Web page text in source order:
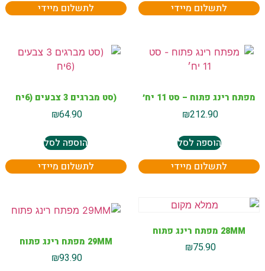
לתשלום מיידי
לתשלום מיידי
מפתח רינג פתוח – סט 11 יח׳
₪212.90
הוספה לסל
לתשלום מיידי
(סט מברגים 3 צבעים (6יח
₪64.90
הוספה לסל
לתשלום מיידי
28MM מפתח רינג פתוח
₪75.90 29MM מפתח רינג פתוח
₪93.90